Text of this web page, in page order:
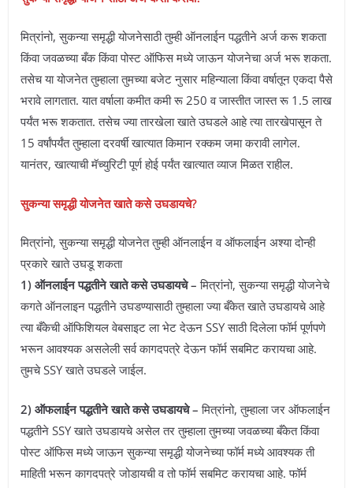
मित्रांनो, सुकन्या समृद्धी योजनेसाठी तुम्ही ऑनलाईन पद्धतीने अर्ज करू शकता
किंवा जवळच्या बँक किंवा पोस्ट ऑफिस मध्ये जाऊन योजनेचा अर्ज भरू शकता.
तसेच या योजनेत तुम्हाला तुमच्या बजेट नुसार महिन्याला किंवा वर्षातून एकदा पैसे
भरावे लागतात. यात वर्षाला कमीत कमी रू 250 व जास्तीत जास्त रू 1.5 लाख
पर्यंत भरू शकतात. तसेच ज्या तारखेला खाते उघडले आहे त्या तारखेपासून ते
15 वर्षांपर्यंत तुम्हाला दरवर्षी खात्यात किमान रक्कम जमा करावी लागेल.
यानंतर, खात्याची मॅच्युरिटी पूर्ण होई पर्यंत खात्यात व्याज मिळत राहील.
सुकन्या समृद्धी योजनेत खाते कसे उघडायचे?
मित्रांनो, सुकन्या समृद्धी योजनेत तुम्ही ऑनलाईन व ऑफलाईन अश्या दोन्ही
प्रकारे खाते उघडू शकता
1) ऑनलाईन पद्धतीने खाते कसे उघडायचे – मित्रांनो, सुकन्या समृद्धी योजनेचे
कगते ऑनलाइन पद्धतीने उघडण्यासाठी तुम्हाला ज्या बँकेत खाते उघडायचे आहे
त्या बँकेची ऑफिशियल वेबसाइट ला भेट देऊन SSY साठी दिलेला फॉर्म पूर्णपणे
भरून आवश्यक असलेली सर्व कागदपत्रे देऊन फॉर्म सबमिट करायचा आहे.
तुमचे SSY खाते उघडले जाईल.
2) ऑफलाईन पद्धतीने खाते कसे उघडायचे – मित्रांनो, तुम्हाला जर ऑफलाईन
पद्धतीने SSY खाते उघडायचे असेल तर तुम्हाला तुमच्या जवळच्या बँकेत किंवा
पोस्ट ऑफिस मध्ये जाऊन सुकन्या समृद्धी योजनेच्या फॉर्म मध्ये आवश्यक ती
माहिती भरून कागदपत्रे जोडायची व तो फॉर्म सबमिट करायचा आहे. फॉर्म